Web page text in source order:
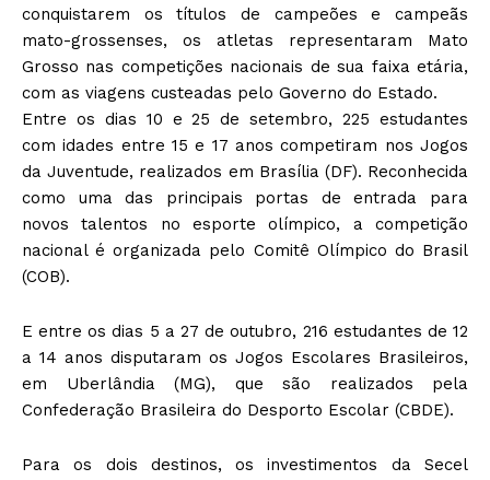
conquistarem os títulos de campeões e campeãs
mato-grossenses, os atletas representaram Mato
Grosso nas competições nacionais de sua faixa etária,
com as viagens custeadas pelo Governo do Estado.
Entre os dias 10 e 25 de setembro, 225 estudantes
com idades entre 15 e 17 anos competiram nos Jogos
da Juventude, realizados em Brasília (DF). Reconhecida
como uma das principais portas de entrada para
novos talentos no esporte olímpico, a competição
nacional é organizada pelo Comitê Olímpico do Brasil
(COB).
E entre os dias 5 a 27 de outubro, 216 estudantes de 12
a 14 anos disputaram os Jogos Escolares Brasileiros,
em Uberlândia (MG), que são realizados pela
Confederação Brasileira do Desporto Escolar (CBDE).
Para os dois destinos, os investimentos da Secel